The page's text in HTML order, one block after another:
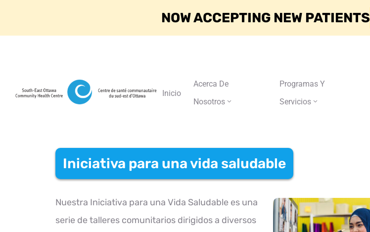
Inicio
Acerca De
Nosotros
Programas Y
Servicios
Iniciativa para una vida saludable
Nuestra Iniciativa para una Vida Saludable es una
serie de talleres comunitarios dirigidos a diversos
NOW ACCEPTING NEW PATIENTS